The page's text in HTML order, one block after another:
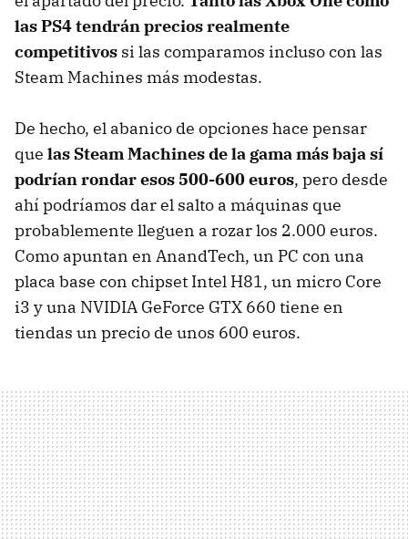
las PS4 tendrán precios realmente
competitivos si las comparamos incluso con las
Steam Machines más modestas.
De hecho, el abanico de opciones hace pensar
que las Steam Machines de la gama más baja sí
podrían rondar esos 500-600 euros, pero desde
ahí podríamos dar el salto a máquinas que
probablemente lleguen a rozar los 2.000 euros.
Como apuntan en AnandTech, un PC con una
placa base con chipset Intel H81, un micro Core
i3 y una NVIDIA GeForce GTX 660 tiene en
tiendas un precio de unos 600 euros.